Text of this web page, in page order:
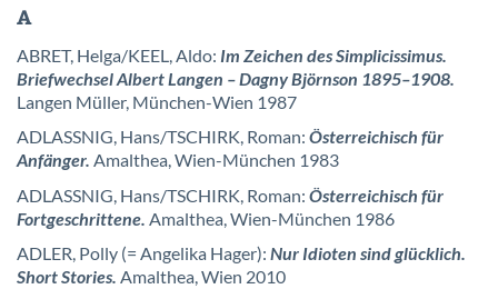
A
ABRET, Helga/KEEL, Aldo: Im Zeichen des Simplicissimus.
Briefwechsel Albert Langen – Dagny Björnson 1895–1908.
Langen Müller, München-Wien 1987
ADLASSNIG, Hans/TSCHIRK, Roman: Österreichisch für
Anfänger. Amalthea,Wien-München 1983
ADLASSNIG, Hans/TSCHIRK, Roman: Österreichisch für
Fortgeschrittene. Amalthea, Wien-München 1986
ADLER, Polly (= Angelika Hager): Nur Idioten sind glücklich.
Short Stories. Amalthea, Wien 2010